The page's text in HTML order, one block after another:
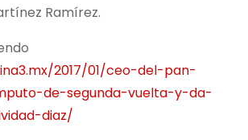
Ramírez.
2017/01/ceo-del-pan-
de-segunda-vuelta-y-da-
diaz/